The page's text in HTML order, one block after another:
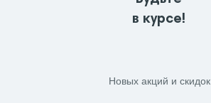
в курсе!
Новых акций и скидок